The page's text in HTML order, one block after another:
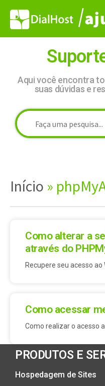
Aqui você encontra
suas dúvidas e
Início »
Como alterar a
através do
Recupere seu acesso ao
Como acessar
Como realizar o acesso
PRODUTOS E
Hospedagem de Sites